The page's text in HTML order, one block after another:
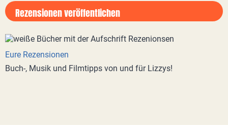
Rezensionen veröffentlichen
Eure Rezensionen
Buch-, Musik und Filmtipps von und für Lizzys!